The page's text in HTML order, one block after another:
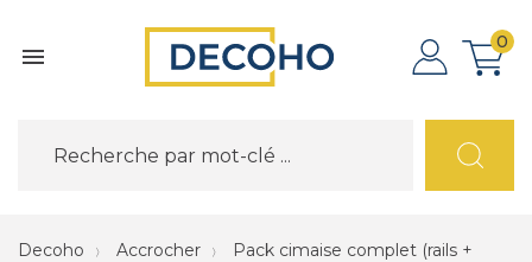

0
Decoho Accrocher
Pack cimaise complet (rails +